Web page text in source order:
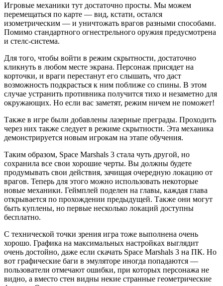
Игровые механики тут достаточно просты. Мы можем
перемещаться по карте — вид, кстати, остался
изометрическим — и уничтожать врагов разными способами.
Помимо стандартного огнестрельного оружия предусмотрена
и стелс-система.
Для того, чтобы войти в режим скрытности, достаточно
кликнуть в любом месте экрана. Персонаж присядет на
корточки, и враги перестанут его слышать, что даст
возможность подкрасться к ним поближе со спины. В этом
случае устранить противника получится тихо и незаметно для
окружающих. Но если вас заметят, режим ничем не поможет!
Также в игре были добавлены лазерные преграды. Проходить
через них также следует в режиме скрытности. Эта механика
демонстрируется новым игрокам на этапе обучения.
Таким образом, Space Marshals 3 стала чуть другой, но
сохранила все свои хорошие черты. Вы должны будете
продумывать свои действия, зачищая очередную локацию от
врагов. Теперь для этого можно использовать некоторые
новые механики. Геймплей поделен на главы, каждая глава
открывается по прохождении предыдущей. Также они могут
быть куплены, но первые несколько локаций доступны
бесплатно.
С технической точки зрения игра тоже выполнена очень
хорошо. Графика на максимальных настройках выглядит
очень достойно, даже если скачать Space Marshals 3 на ПК. Но
вот графические баги в эмуляторе иногда попадаются —
пользователи отмечают ошибки, при которых персонажа не
видно, а вместо стен видны некие странные геометрические